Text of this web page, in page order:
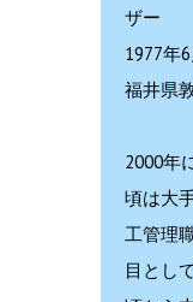
ザー
1977年
福井県
2000年
頃は大
工管理
目とし